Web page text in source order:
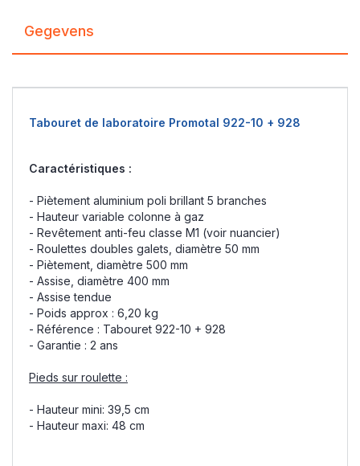
Gegevens
Tabouret de laboratoire Promotal 922-10 + 928
Caractéristiques :
- Piètement aluminium poli brillant 5 branches
- Hauteur variable colonne à gaz
- Revêtement anti-feu classe M1 (voir nuancier)
- Roulettes doubles galets, diamètre 50 mm
- Piètement, diamètre 500 mm
- Assise, diamètre 400 mm
- Assise tendue
- Poids approx : 6,20 kg
- Référence : Tabouret 922-10 + 928
- Garantie : 2 ans
Pieds sur roulette :
- Hauteur mini: 39,5 cm
- Hauteur maxi: 48 cm